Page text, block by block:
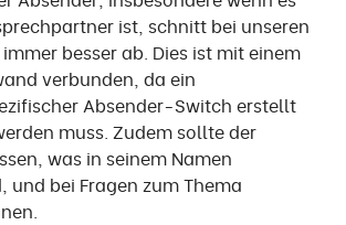
ist, schnitt bei unseren
besser ab. Dies ist mit einem
verbunden, da ein
Absender-Switch erstellt
muss. Zudem sollte der
was in seinem Namen
und bei Fragen zum Thema